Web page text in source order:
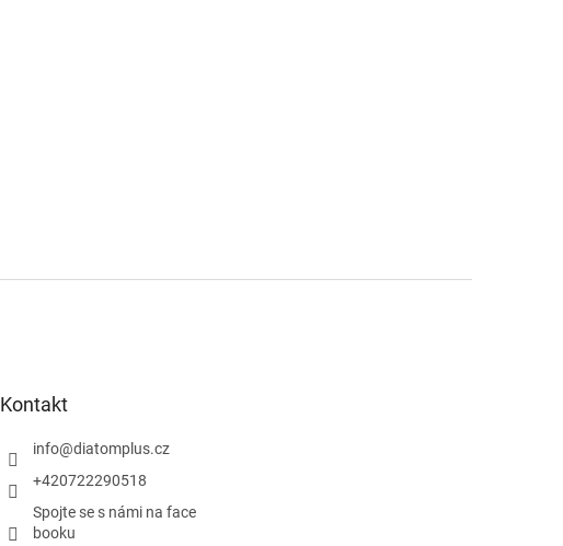
Kontakt
info@diatomplus.cz
+420722290518
Spojte se s námi na face
booku